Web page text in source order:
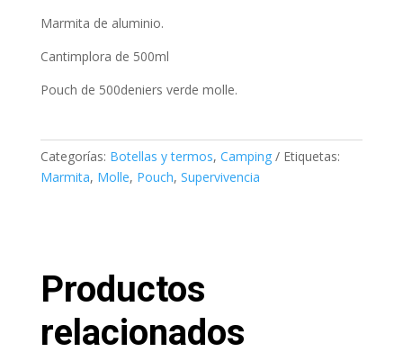
Marmita de aluminio.
Cantimplora de 500ml
Pouch de 500deniers verde molle.
Categorías: Botellas y termos, Camping
Etiquetas:
Marmita, Molle, Pouch, Supervivencia
Productos
relacionados